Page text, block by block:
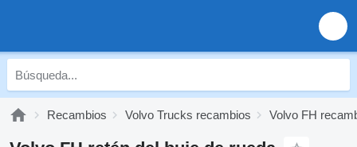
Recambios Volvo Trucks recambios Volvo FH